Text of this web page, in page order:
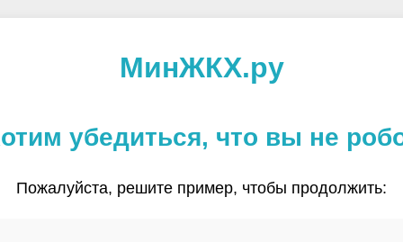
МинЖКХ.ру
убедиться, что вы не
Пожалуйста, решите пример, чтобы продолжить: